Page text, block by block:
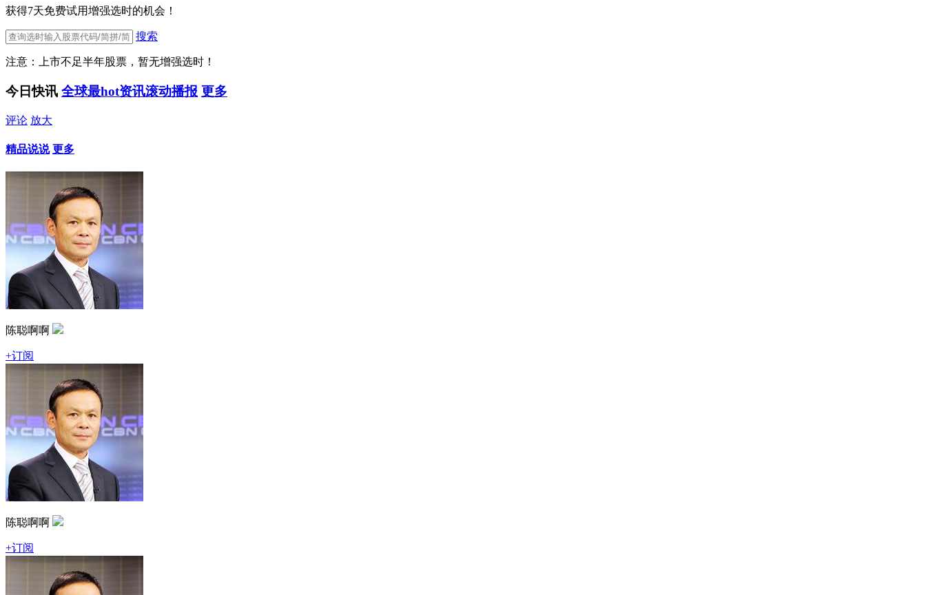
获得7天免费试用增强选时的机会！
搜索
注意：上市不足半年股票，暂无增强选时！
今日快讯 全球最hot资讯滚动播报 更多
评论 放大
精品说说 更多
陈聪啊啊
+订阅
陈聪啊啊
+订阅